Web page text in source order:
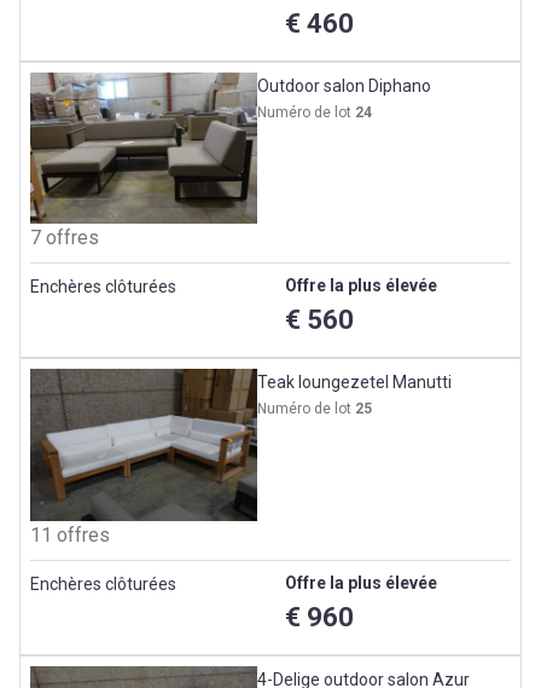
€ 460
Outdoor salon Diphano
Numéro de lot 24
7 offres
Enchères clôturées Offre la plus élevée
€ 560
Teak loungezetel Manutti
Numéro de lot 25
11 offres
Enchères clôturées Offre la plus élevée
€ 960
4-Delige outdoor salon Azur